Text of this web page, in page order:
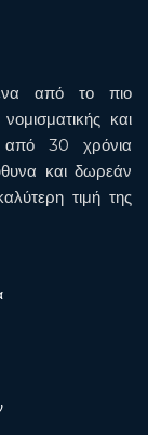
από το πιο
και
30 χρόνια
και δωρεάν
τιμή της